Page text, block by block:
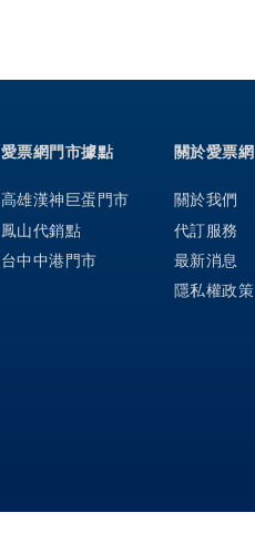
關於愛票網
關於我們
代訂服務
最新消息
隱私權政策
愛票網門市據點
高雄漢神巨蛋門市
鳳山代銷點
台中中港門市